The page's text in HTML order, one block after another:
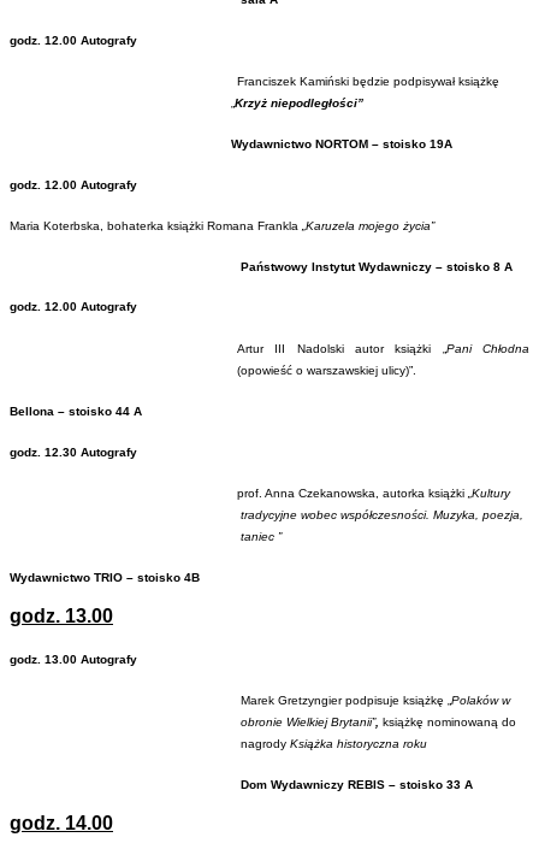
godz. 12.00 Autografy
Franciszek Kamiński będzie podpisywał książkę
„Krzyż niepodległości”
Wydawnictwo NORTOM – stoisko 19A
godz. 12.00 Autografy
Maria Koterbska, bohaterka książki Romana Frankla „Karuzela mojego życia”
Państwowy Instytut Wydawniczy – stoisko 8 A
godz. 12.00 Autografy
Artur III Nadolski autor książki „Pani Chłodna
(opowieść o warszawskiej ulicy)”.
Bellona – stoisko 44 A
godz. 12.30 Autografy
prof. Anna Czekanowska, autorka książki „Kultury
tradycyjne wobec współczesności. Muzyka, poezja,
taniec ”
Wydawnictwo TRIO – stoisko 4B
godz. 13.00
godz. 13.00 Autografy
Marek Gretzyngier podpisuje książkę „ Polaków w
obronie Wielkiej Brytanii”, książkę nominowaną do
nagrody Książka historyczna roku
Dom Wydawniczy REBIS – stoisko 33 A
godz. 14.00